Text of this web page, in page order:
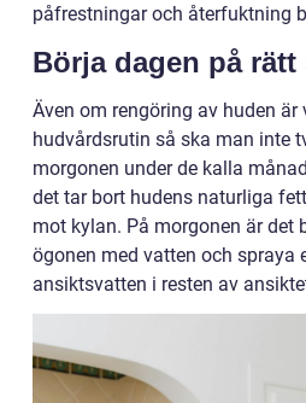
påfrestningar och återfuktning
Börja dagen på rätt
Även om rengöring av huden
hudvårdsrutin så ska man inte
morgonen under de kalla
det tar bort hudens naturliga
mot kylan. På morgonen är det
ögonen med vatten och spraya
ansiktsvatten i resten av